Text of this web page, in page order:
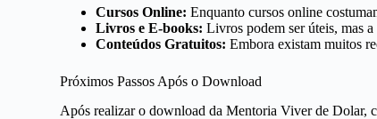
Cursos Online: Enquanto cursos online
Livros e E-books: Livros podem ser úteis, mas
Conteúdos Gratuitos: Embora existam muitos
Próximos Passos Após o Download
Após realizar o download da Mentoria Viver de Dolar,